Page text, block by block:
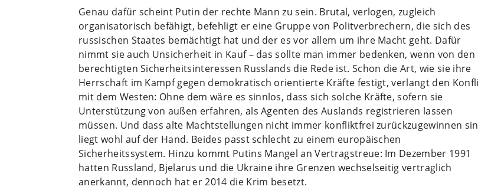
Genau dafür scheint Putin der rechte Mann zu sein. Brutal, verlogen, zugleich
organisatorisch befähigt, befehligt er eine Gruppe von Politverbrechern, die sich des
russischen Staates bemächtigt hat und der es vor allem um ihre Macht geht. Dafür
nimmt sie auch Unsicherheit in Kauf – das sollte man immer bedenken, wenn von den
berechtigten Sicherheitsinteressen Russlands die Rede ist. Schon die Art, wie sie ihre
Herrschaft im Kampf gegen demokratisch orientierte Kräfte festigt, verlangt den
mit dem Westen: Ohne dem wäre es sinnlos, dass sich solche Kräfte, sofern sie
Unterstützung von außen erfahren, als Agenten des Auslands registrieren lassen
müssen. Und dass alte Machtstellungen nicht immer konfliktfrei zurückzugewinnen
liegt wohl auf der Hand. Beides passt schlecht zu einem europäischen
Sicherheitssystem. Hinzu kommt Putins Mangel an Vertragstreue: Im Dezember 1991
hatten Russland, Bjelarus und die Ukraine ihre Grenzen wechselseitig vertraglich
anerkannt, dennoch hat er 2014 die Krim besetzt.